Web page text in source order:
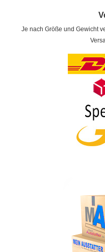
Je nach Größe und Gewicht